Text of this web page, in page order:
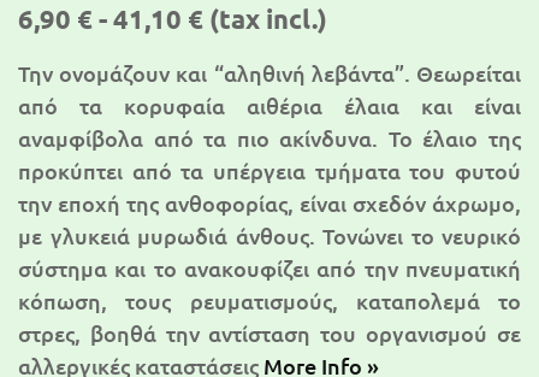
6,90 € - 41,10 € (tax incl.)
Την ονομάζουν και “αληθινή λεβάντα”. Θεωρείται
από τα κορυφαία αιθέρια έλαια και είναι
αναμφίβολα από τα πιο ακίνδυνα. Το έλαιο της
προκύπτει από τα υπέργεια τμήματα του φυτού
την εποχή της ανθοφορίας, είναι σχεδόν άχρωμο,
με γλυκειά μυρωδιά άνθους. Τονώνει το νευρικό
σύστημα και το ανακουφίζει από την πνευματική
κόπωση, τους ρευματισμούς, καταπολεμά το
στρες, βοηθά την αντίσταση του οργανισμού σε
αλλεργικές καταστάσεις More Info »